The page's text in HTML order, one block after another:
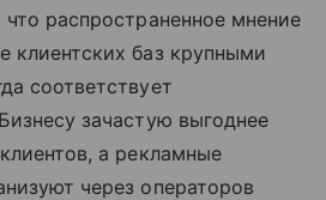
распространенное мнение
клиентских баз крупными
соответствует
зачастую выгоднее
а рекламные
через операторов